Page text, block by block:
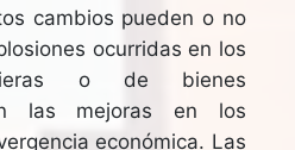
cambios pueden o no
ocurridas en los
o de bienes
las mejoras en los
económica. Las